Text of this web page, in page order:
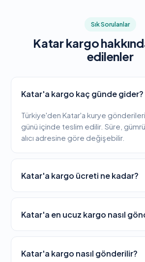
Sık Sorulanlar
Katar kargo
edilenler
Katar'a kargo kaç günde gider?
Türkiye'den Katar'a kurye
günü içinde teslim edilir. Süre,
alıcı adresine göre değişebilir.
Katar'a kargo ücreti ne kadar?
Katar'a en ucuz kargo nasıl
Katar'a kargo nasıl gönderilir?